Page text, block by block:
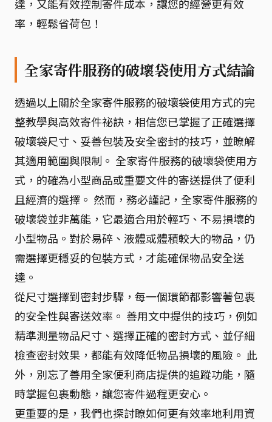
達，又能有效控制寄件成本，讓您的經營更有效
率，輕鬆省荷包！
全家寄件服務的破壞袋使用方式結論
透過以上關於全家寄件服務的破壞袋使用方式的完
整教學與高效寄件祕訣，相信您已掌握了正確選擇
破壞袋尺寸、妥善包裝及安全密封的技巧，並瞭解
其適用範圍與限制。 全家寄件服務的破壞袋使用方
式，的確為小型商品或重要文件的寄送提供了便利
且經濟的選擇。 然而，務必謹記，全家寄件服務的
破壞袋並非萬能，它最適合用於輕巧、不易損壞的
小型物品。對於易碎、液體或體積較大的物品，仍
需選擇更穩妥的包裝方式，才能確保物品安全送
達。
從尺寸選擇到密封步驟，每一個環節都影響著包裹
的安全性與寄送效率。 善用文中提供的技巧，例如
精準測量物品尺寸、選擇正確的密封方式、並仔細
檢查密封效果，都能有效降低物品損壞的風險。 此
外，別忘了善用全家便利商店提供的追蹤功能，隨
時掌握包裹動態，讓您寄件過程更安心。
更重要的是，我們也探討瞭如何更有效率地利用資